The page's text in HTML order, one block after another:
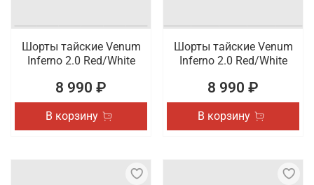
Шорты тайские Venum
Inferno 2.0 Red/White
8 990 ₽
В корзину
Шорты тайские Venum
Inferno 2.0 Red/White
8 990 ₽
В корзину